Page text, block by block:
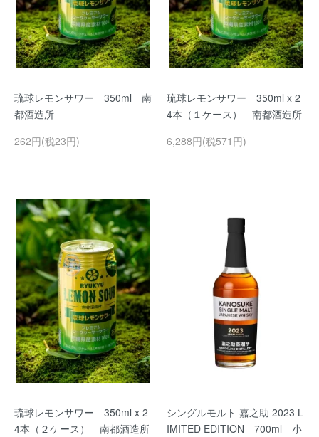
琉球レモンサワー 350ml 南
都酒造所
262円(税23円)
琉球レモンサワー 350ml x 2
4本（１ケース） 南都酒造所
6,288円(税571円)
琉球レモンサワー 350ml x 2
4本（２ケース） 南都酒造所
シングルモルト 嘉之助 2023 L
IMITED EDITION 700ml 小